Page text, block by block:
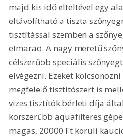
majd kis idő elteltével egy
eltávolítható a tiszta
tisztítással szemben a
elmarad. A nagy méretű
célszerűbb speciális
elvégezni. Ezeket
megfelelő tisztítószert is
vizes tisztítók bérleti díja
korszerűbb aquafilteres
magas, 20000 Ft körüli